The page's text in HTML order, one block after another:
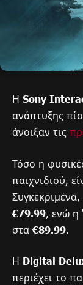
Η Sony
ανάπτυξης
άνοιξαν τις
Τόσο η
παιχνιδιού,
Συγκεκριμένα,
€79.99, ενώ η
στα€89.99.
Η Digital
περιέχει το